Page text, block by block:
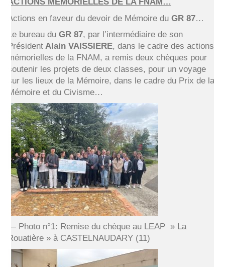
Actions en faveur du devoir de Mémoire du GR 87…
Le bureau du GR 87, par l’intermédiaire de son
Président Alain VAISSIERE, dans le cadre des actions
mémorielles de la FNAM, a remis deux chèques pour
soutenir les projets de deux classes, pour un voyage
sur les lieux de la Mémoire, dans le cadre du Prix de la
Mémoire et du Civisme…
— Photo n°1: Remise du chèque au LEAP » La
Rouatière » à CASTELNAUDARY (11)